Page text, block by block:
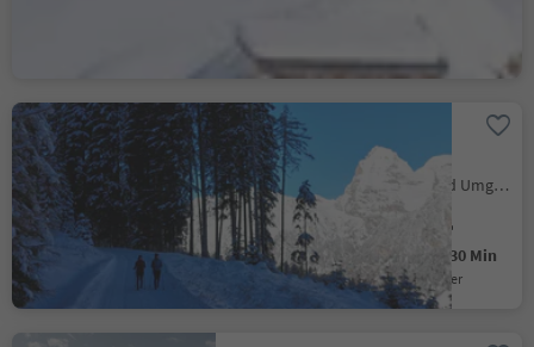
Winterwanderweg
Ladurns
Pflersch, Brenner, Sterzing und Umgebung
Leicht
Schwierigkeitsgrad Aufstieg
1h:30 Min
Dauer